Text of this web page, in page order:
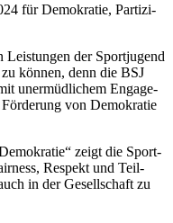
für Demo­kra­tie, Par­ti­zi­
Leis­tun­gen der Sport­ju­gend
kön­nen, denn die BSJ
uner­müd­li­chem Enga­ge­
von Demo­kra­tie
zeigt die Sport­
Respekt und Teil­
in der Gesell­schaft zu